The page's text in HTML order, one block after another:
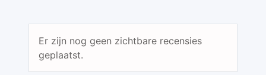
Er zijn nog geen zichtbare recensies
geplaatst.